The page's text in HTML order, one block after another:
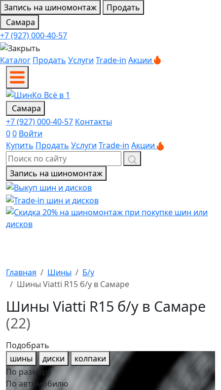
Запись на шиномонтаж
Продать
Самара
+7 (927) 000-40-57
Каталог Продать Услуги Trade-in Акции
Самара
+7 (927) 000-40-57 Контакты
00 Войти
Купить Продать Услуги Trade-in Акции
Запись на шиномонтаж
Главная Шины
Б/у
Шины Viatti R15 б/у в Самаре
Шины Viatti R15 б/у в Самаре
(22)
Подобрать
шины
диски
колпаки
По размеру
По автомобилю